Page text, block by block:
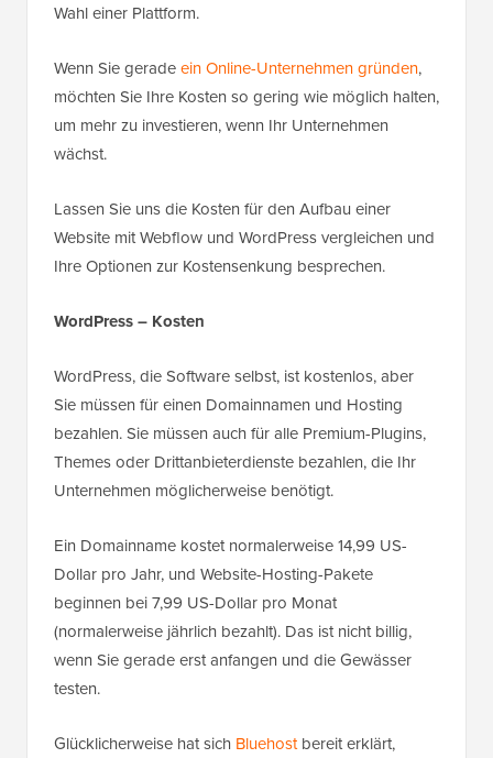
Wahl einer Plattform.
Wenn Sie geradeein Online-Unternehmen gründen,
möchten Sie Ihre Kosten so gering wie möglich halten,
um mehr zu investieren, wenn Ihr Unternehmen
wächst.
Lassen Sie uns die Kosten für den Aufbau einer
Website mit Webflow und WordPress vergleichen und
Ihre Optionen zur Kostensenkung besprechen.
WordPress – Kosten
WordPress, die Software selbst, ist kostenlos, aber
Sie müssen für einen Domainnamen und Hosting
bezahlen. Sie müssen auch für alle Premium-Plugins,
Themes oder Drittanbieterdienste bezahlen, die Ihr
Unternehmen möglicherweise benötigt.
Ein Domainname kostet normalerweise 14,99 US-
Dollar pro Jahr, und Website-Hosting-Pakete
beginnen bei 7,99 US-Dollar pro Monat
(normalerweise jährlich bezahlt). Das ist nicht billig,
wenn Sie gerade erst anfangen und die Gewässer
testen.
Glücklicherweise hat sich Bluehostbereit erklärt,